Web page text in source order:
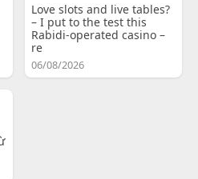
Love slots and live tables?
– I put to the test this
Rabidi-operated casino –
re
06/08/2026